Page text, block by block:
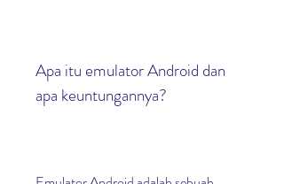
Apa itu emulator Android dan
apa keuntungannya?